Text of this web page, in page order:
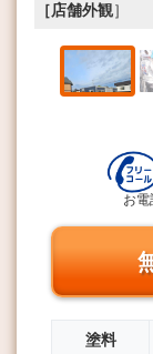
［店舗外観］
お
塗料